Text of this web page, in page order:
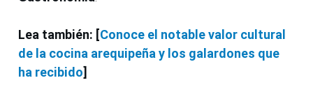
Lea también: [Conoce el notable valor cultural
de la cocina arequipeña y los galardones que
ha recibido]